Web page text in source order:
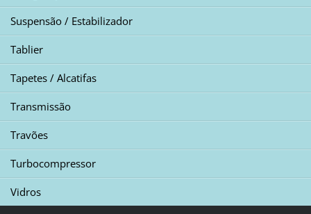
Suspensão / Estabilizador
Tablier
Tapetes / Alcatifas
Transmissão
Travões
Turbocompressor
Vidros